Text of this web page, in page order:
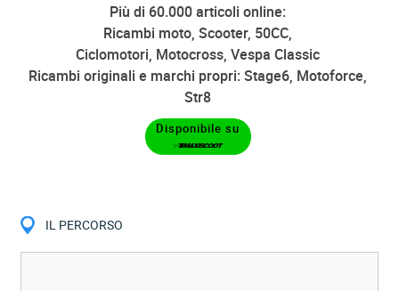
Più di 60.000 articoli online:
Ricambi moto, Scooter, 50CC,
Ciclomotori, Motocross, Vespa Classic
Ricambi originali e marchi propri: Stage6, Motoforce,
Str8
Disponibile su
IL PERCORSO